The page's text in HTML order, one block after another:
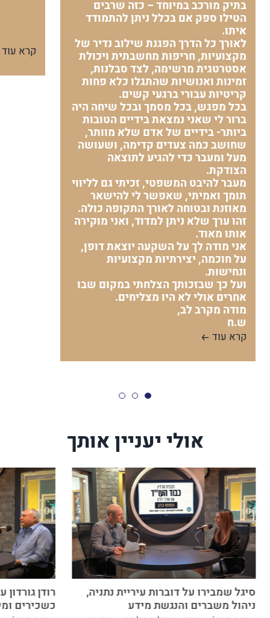
בתיק מורכב במיוחד – כזה שרבים
הטילו ספק אם בכלל ניתן להתמודד
איתו.
לאורך כל הדרך הפגנת שילוב נדיר של
מקצועיות, חריפות מחשבתית ויכולת
אסטרטגית מרשימה, לצד סבלנות,
זמינות ואנושיות שהתגלו כלא פחות
קריטיות עבורי ברגעי קשים.
בכל מפגש, בכל מסמך ובכל שיחה היה
ברור לי שאני נמצאת בידיים הטובות
ביותר- בידיים של אדם שלא מוותר,
שחושב כמה צעדים קדימה, ושעושה
מעל ומעבר כדי להגיע לתוצאה
הצודקת.
מעבר להיבט המשפטי, זכיתי גם לליווי
תומך ואמיתי, שאפשר לי להישאר
מאוזנת ובטוחה לאורך התקופה כולה.
זהו ערך שלא ניתן למדוד, ואני מוקירה
אותו מאוד.
אני מודה לך על השקעה יוצאת דופן,
על חוכמה, יצירתיות מקצועיות
ונחישות.
ועל כך שבזכותך הצלחתי במקום שבו
אחרים אולי לא היו מצליחים.
מודה מקרב לב,
ש.ח
קרא עוד
קרא עוד
אולי יעניין אותך
סיגל שמבירו על דוברות עיריית נתניה,
ניהול משברים והנגשת מידע
רודן
כשכירים